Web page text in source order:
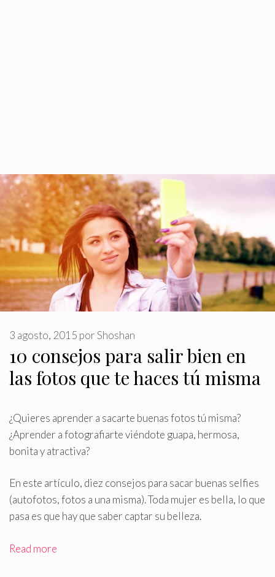
10 consejos para salir bien en
las fotos que te haces tú misma
3 agosto, 2015 porShoshan
¿Quieres aprender a sacarte buenas fotos tú misma?
¿Aprender a fotografiarte viéndote guapa, hermosa,
bonita y atractiva?
En este artículo, diez consejos para sacar buenas selfies
(autofotos, fotos a una misma). Toda mujer es bella, lo que
pasa es que hay que saber captar su belleza.
Read more